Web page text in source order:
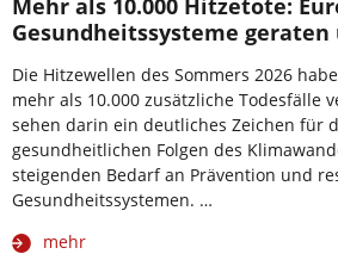
Mehr als 10.000 Hitzetote:
Gesundheitssysteme
Die Hitzewellen des Sommers 2026
mehr als 10.000 zusätzliche Todesfälle
sehen darin ein deutliches Zeichen für
gesundheitlichen Folgen des
steigenden Bedarf an Prävention und
Gesundheitssystemen. …
mehr